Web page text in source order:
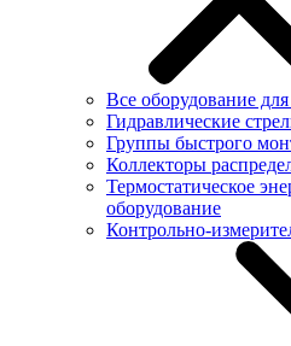
Все оборудование
Гидравлические
Группы быстрого
Коллекторы
Термостатическое
оборудование
Контрольно-